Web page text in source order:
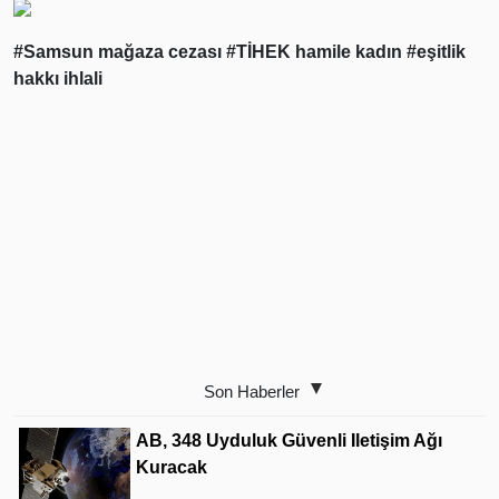
#Samsun mağaza cezası #TİHEK hamile kadın #eşitlik
hakkı ihlali
Son Haberler
AB, 348 Uyduluk Güvenli Iletişim Ağı
Kuracak